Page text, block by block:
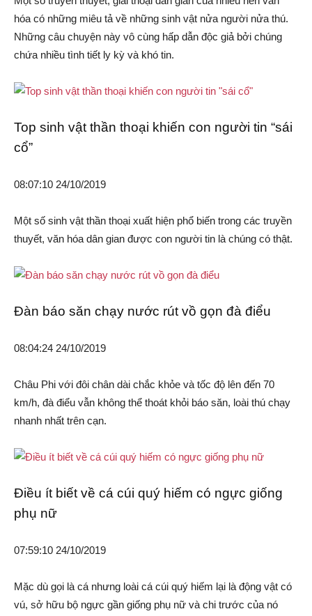
hóa có những miêu tả về những sinh vật nửa người nửa thú.
Những câu chuyện này vô cùng hấp dẫn độc giả bởi chúng
chứa nhiều tình tiết ly kỳ và khó tin.
Top sinh vật thần thoại khiến con người tin “sái
cổ”
08:07:10 24/10/2019
Một số sinh vật thần thoại xuất hiện phổ biến trong các truyền
thuyết, văn hóa dân gian được con người tin là chúng có thật.
Đàn báo săn chạy nước rút vồ gọn đà điểu
08:04:24 24/10/2019
Châu Phi với đôi chân dài chắc khỏe và tốc độ lên đến 70
km/h, đà điểu vẫn không thể thoát khỏi báo săn, loài thú chạy
nhanh nhất trên cạn.
Điều ít biết về cá cúi quý hiếm có ngực giống
phụ nữ
07:59:10 24/10/2019
Mặc dù gọi là cá nhưng loài cá cúi quý hiếm lại là động vật có
vú, sở hữu bộ ngực gần giống phụ nữ và chi trước của nó